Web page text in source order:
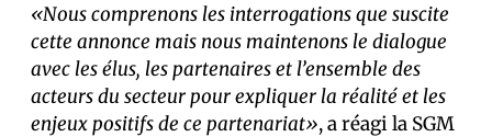
«Nous comprenons les interrogations que suscite
cette annonce mais nous maintenons le dialogue
avec les élus, les partenaires et l’ensemble des
acteurs du secteur pour expliquer la réalité et les
enjeux positifs de ce partenariat», a réagi la SGM